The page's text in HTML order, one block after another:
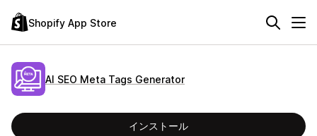
Shopify App Store
AI SEO Meta Tags Generator
インストール